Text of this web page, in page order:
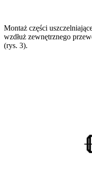
Montaż części
wzdłuż zewnętrznego
(rys. 3).